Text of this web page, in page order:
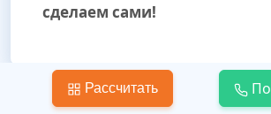
сделаем сами!
Рассчитать